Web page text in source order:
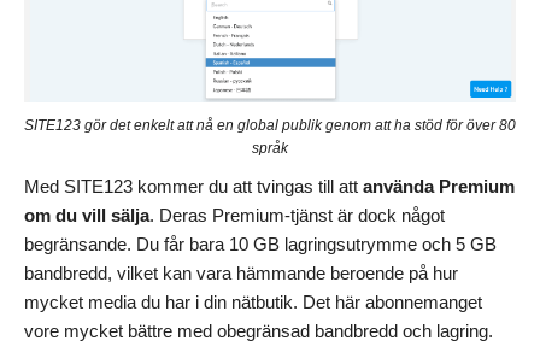
SITE123 gör det enkelt att nå en global publik genom att ha stöd för över 80
språk
Med SITE123 kommer du att tvingas till att använda Premium
om du vill sälja. Deras Premium-tjänst är dock något
begränsande. Du får bara 10 GB lagringsutrymme och 5 GB
bandbredd, vilket kan vara hämmande beroende på hur
mycket media du har i din nätbutik. Det här abonnemanget
vore mycket bättre med obegränsad bandbredd och lagring.